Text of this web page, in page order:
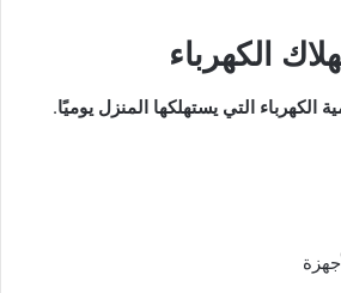
الكهرباء التي يستهلكها المنزل يوميًا.